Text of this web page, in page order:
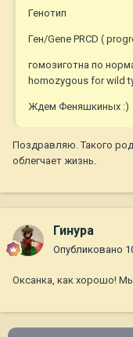
Генотип
Ген/Gene PRCD (
гомозиготна по
homozygous for wild
Ждем Феняшкиных :)
Поздравляю. Такого
облегчает жизнь.
Гинура
Опубликовано
Оксанка, как хорошо!